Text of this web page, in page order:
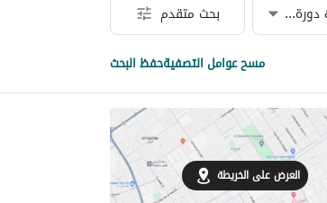
غرفة & دورة مياه بحث متقدم
مسح عوامل التصفيةحفظ البحث
العرض على الخريطة